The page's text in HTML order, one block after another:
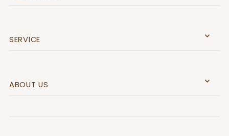
SERVICE
ABOUT US